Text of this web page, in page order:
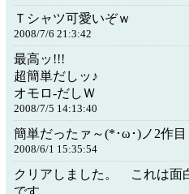
Ｔシャツ可愛いぞｗ
2008/7/6 21:3:42
最高ッ!!!
超簡単だしッ♪
オモロ-だしＷ
2008/7/5 14:13:40
簡単だったァ～(*･ω･)ノ2作
2008/6/1 15:35:54
クリアしました。 これは面
です。